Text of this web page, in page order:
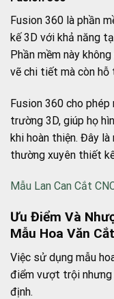
Fusion 360 là phần
kế 3D với khả năng
Phần mềm này
vẽ chi tiết mà còn hỗ
Fusion 360 cho
trường 3D, giúp họ
khi hoàn thiện. Đây
thường xuyên thiết
Mẫu Lan Can Cắt
Ưu Điểm Và
Mẫu Hoa Văn
Việc sử dụng mẫu
điểm vượt trội
định.